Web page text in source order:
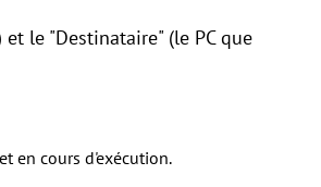
le "Destinataire" (le PC que
en cours d'exécution.